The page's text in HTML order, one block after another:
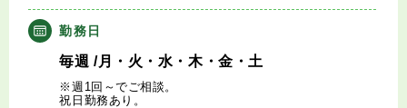
大学医局紹介
勤務日
毎週 /月・火・水・木・金・土
※週1回～でご相談。
祝日勤務あり。